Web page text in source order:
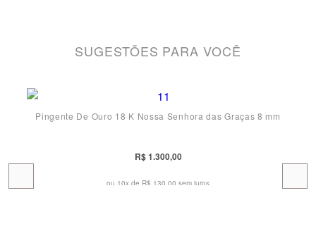
SUGESTÕES PARA VOCÊ
Pingente De Ouro 18 K Nossa Senhora das Graças 8 mm
R$ 1.300,00
ou 10x de R$ 130,00 sem juros